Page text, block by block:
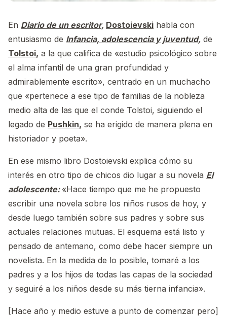
En Diario de un escritor, Dostoievski habla con
entusiasmo de Infancia, adolescencia y juventud, de
Tolstoi, a la que califica de «estudio psicológico sobre
el alma infantil de una gran profundidad y
admirablemente escrito», centrado en un muchacho
que «pertenece a ese tipo de familias de la nobleza
medio alta de las que el conde Tolstoi, siguiendo el
legado de Pushkin, se ha erigido de manera plena en
historiador y poeta».
En ese mismo libro Dostoievski explica cómo su
interés en otro tipo de chicos dio lugar a su novela El
adolescente: «Hace tiempo que me he propuesto
escribir una novela sobre los niños rusos de hoy, y
desde luego también sobre sus padres y sobre sus
actuales relaciones mutuas. El esquema está listo y
pensado de antemano, como debe hacer siempre un
novelista. En la medida de lo posible, tomaré a los
padres y a los hijos de todas las capas de la sociedad
y seguiré a los niños desde su más tierna infancia».
[Hace año y medio estuve a punto de comenzar pero]